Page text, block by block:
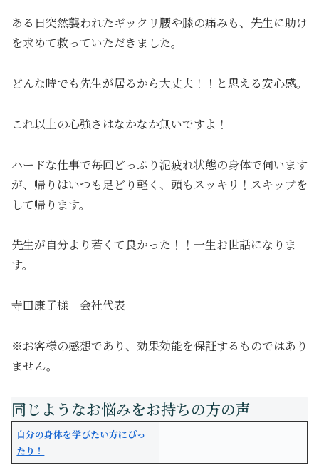
ある日突然襲われたギックリ腰や膝の痛みも、先生に助け
を求めて救っていただきました。
どんな時でも先生が居るから大丈夫！！と思える安心感。
これ以上の心強さはなかなか無いですよ！
ハードな仕事で毎回どっぷり泥疲れ状態の身体で伺います
が、帰りはいつも足どり軽く、頭もスッキリ！スキップを
して帰ります。
先生が自分より若くて良かった！！一生お世話になりま
す。
寺田康子様 会社代表
※お客様の感想であり、効果効能を保証するものではあり
ません。
自分の身体を学びたい方にぴっ
たり！